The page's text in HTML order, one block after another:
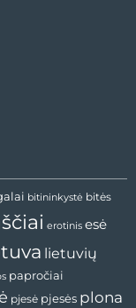
bitininkystė bitės
erotinis esė
lietuvių
papročiai
pjesė pjesės plona